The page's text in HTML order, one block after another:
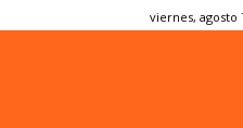
viernes, agosto